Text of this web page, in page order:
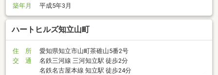
築年月
平成5年3月
ハートヒルズ知立山町
住 所
愛知県知立市山町茶碓山5番2号
交 通
名鉄三河線 三河知立駅 徒歩2分
名鉄名古屋本線 知立駅 徒歩24分